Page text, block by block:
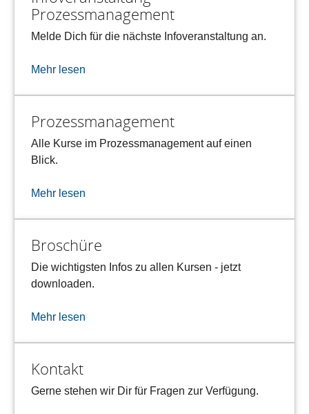
Prozessmanagement
Melde Dich für die nächste Infoveranstaltung an.
Mehr lesen
Prozessmanagement
Alle Kurse im Prozessmanagement auf einen
Blick.
Mehr lesen
Broschüre
Die wichtigsten Infos zu allen Kursen - jetzt
downloaden.
Mehr lesen
Kontakt
Gerne stehen wir Dir für Fragen zur Verfügung.